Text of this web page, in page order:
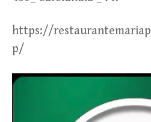
https://
p/
Tocador